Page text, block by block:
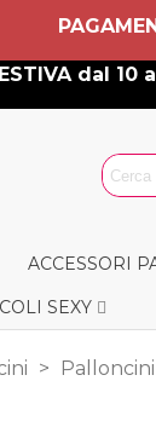
ESTIVA dal
ACCESSORI
SEXY
>